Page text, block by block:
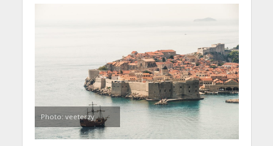
Photo: veeterzy